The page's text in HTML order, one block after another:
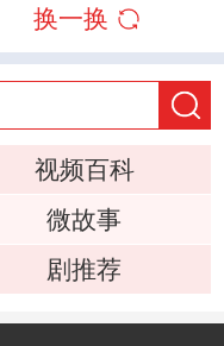
换一换
视频百科
微故事
剧推荐